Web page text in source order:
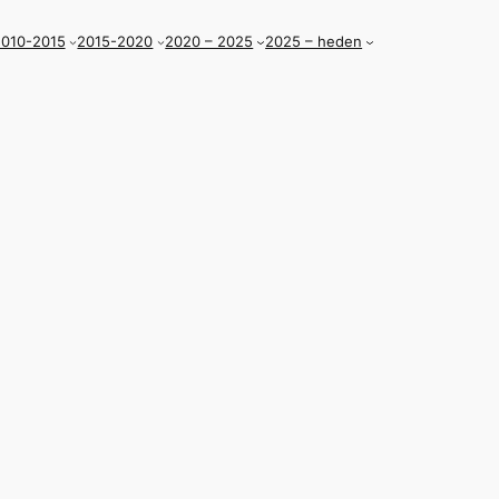
2015 2015-2020 2020 – 2025 2025 – heden